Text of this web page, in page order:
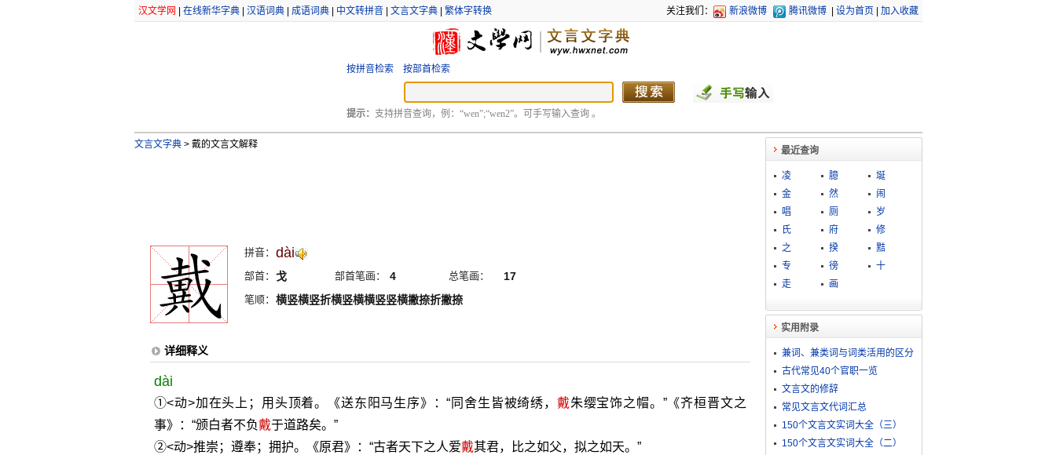
汉文学网 在线新华字典| 汉语词典| 成语词典| 中文转拼音| 文言文字典| 繁体字转换 关注我们： 新浪微博 腾讯微博 设为首页 加入收藏
按拼音检索 按部首检索
提示： 支持拼音查询，例：“wen”;“wen2”。可手写输入查询 。
文言文字典 >戴的文言文解释
拼音： dài
部首： 戈 部首笔画： 4 总笔画： 17
笔顺： 横竖横竖折横竖横横竖竖横撇捺折撇捺
详细释义
dài
①<动>加在头上；用头顶着。《送东阳马生序》：“同舍生皆被绮绣， 戴朱缨宝饰之帽。”《齐桓晋文之
事》：“颁白者不负戴于道路矣。”
②<动>推崇；遵奉；拥护。《原君》：“古者天下之人爱戴其君，比之如父，拟之如天。”
最近查询
凌 臆
埏
金
然
闹
唱
厕
岁
氏
府
修
之
揆
黠
专
徬
十
走
画
实用附录
兼词、兼类词与词类活用的区分
古代常见40个官职一览
文言文的修辞
常见文言文代词汇总
150个文言文实词大全（三）
150个文言文实词大全（二）